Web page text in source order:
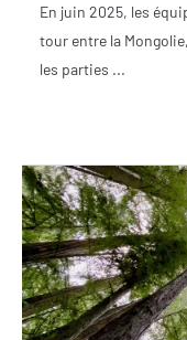
En juin 2025, les
tour entre la
les parties ...